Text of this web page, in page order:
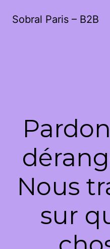
Sobral Paris – B2B
Nous
sur